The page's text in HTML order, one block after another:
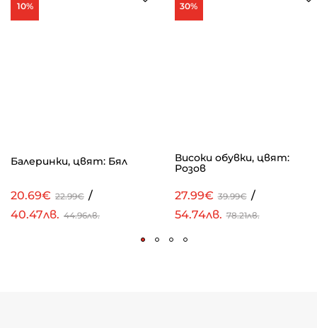
10%
Балеринки, цвят: Бял
20.69€ 22.99€ /
40.47лв. 44.96лв.
30%
Високи обувки, цвят:
Розов
27.99€ 39.99€ /
54.74лв. 78.21лв.